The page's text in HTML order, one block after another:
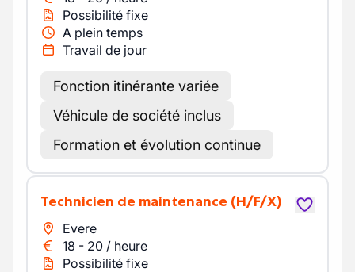
Possibilité fixe
A plein temps
Travail de jour
Fonction itinérante variée
Véhicule de société inclus
Formation et évolution continue
Technicien de maintenance (H/F/X)
Evere
18 - 20 / heure
Possibilité fixe